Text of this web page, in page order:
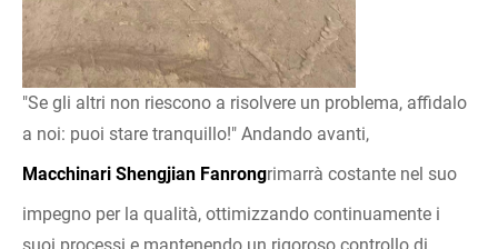
"Se gli altri non riescono a risolvere un problema, affidalo
a noi: puoi stare tranquillo!" Andando avanti,
Macchinari Shengjian Fanrongrimarrà costante nel suo
impegno per la qualità, ottimizzando continuamente i